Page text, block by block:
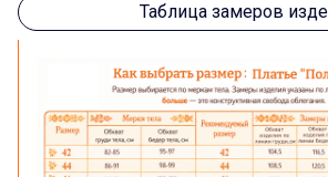
Таблица замеров